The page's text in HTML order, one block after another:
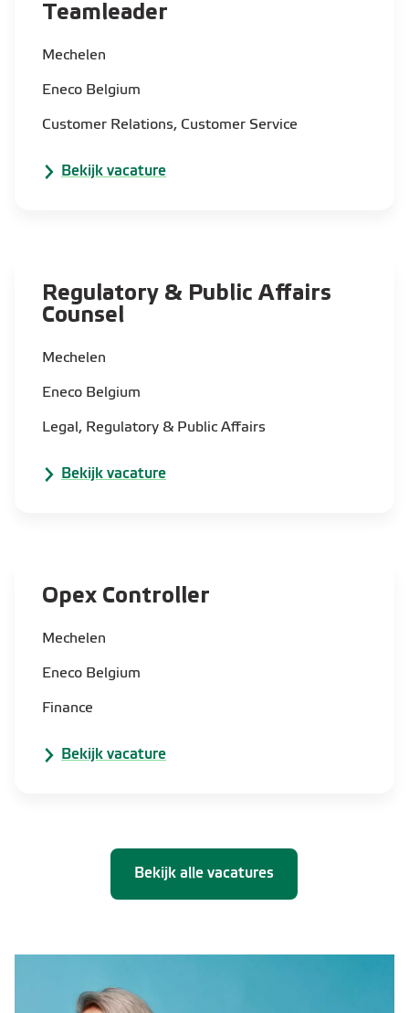
Teamleader​
Mechelen
Eneco Belgium
Customer Relations, Customer Service
Bekijk vacature
Regulatory & Public Affairs
Counsel
Mechelen
Eneco Belgium
Legal, Regulatory & Public Affairs
Bekijk vacature
Opex Controller
Mechelen
Eneco Belgium
Finance
Bekijk vacature
Bekijk alle vacatures